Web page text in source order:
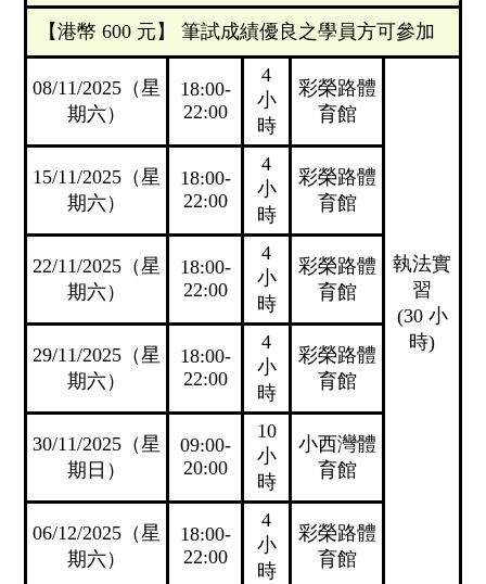
【港幣 600 元】 筆試成績優良之學員方可參加
08/11/2025（星
期六）
18:00-
22:00
4
小
時
彩榮路體
育館
執法實
習
(30 小
時)
15/11/2025（星
期六）
18:00-
22:00
4
小
時
彩榮路體
育館
22/11/2025（星
期六）
18:00-
22:00
4
小
時
彩榮路體
育館
29/11/2025（星
期六）
18:00-
22:00
4
小
時
彩榮路體
育館
30/11/2025（星
期日）
09:00-
20:00
10
小
時
小西灣體
育館
06/12/2025（星
期六）
18:00-
22:00
4
小
時
彩榮路體
育館